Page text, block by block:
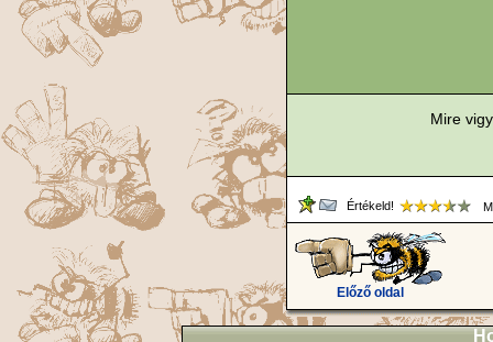
Mire
Értékeld!
Előző oldal